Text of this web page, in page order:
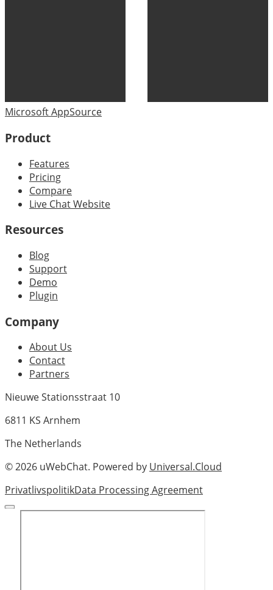
Microsoft AppSource
Product
Features
Pricing
Compare
Live Chat Website
Resources
Blog
Support
Demo
Plugin
Company
About Us
Contact
Partners
Nieuwe Stationsstraat 10
6811 KS Arnhem
The Netherlands
©2026 uWebChat. Powered by Universal.Cloud
PrivatlivspolitikData Processing Agreement